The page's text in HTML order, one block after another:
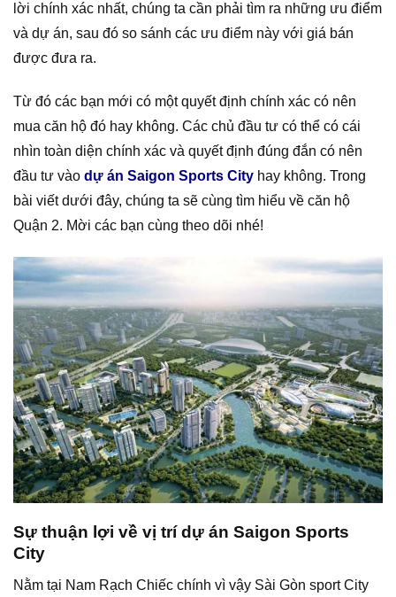
lời chính xác nhất, chúng ta cần phải tìm ra những ưu điểm
và dự án, sau đó so sánh các ưu điểm này với giá bán
được đưa ra.
Từ đó các bạn mới có một quyết định chính xác có nên
mua căn hộ đó hay không. Các chủ đầu tư có thể có cái
nhìn toàn diện chính xác và quyết định đúng đắn có nên
đầu tư vào dự án Saigon Sports City hay không. Trong
bài viết dưới đây, chúng ta sẽ cùng tìm hiểu về căn hộ
Quận 2. Mời các bạn cùng theo dõi nhé!
Sự thuận lợi về vị trí dự án Saigon Sports
City
Nằm tại Nam Rạch Chiếc chính vì vậy Sài Gòn sport City